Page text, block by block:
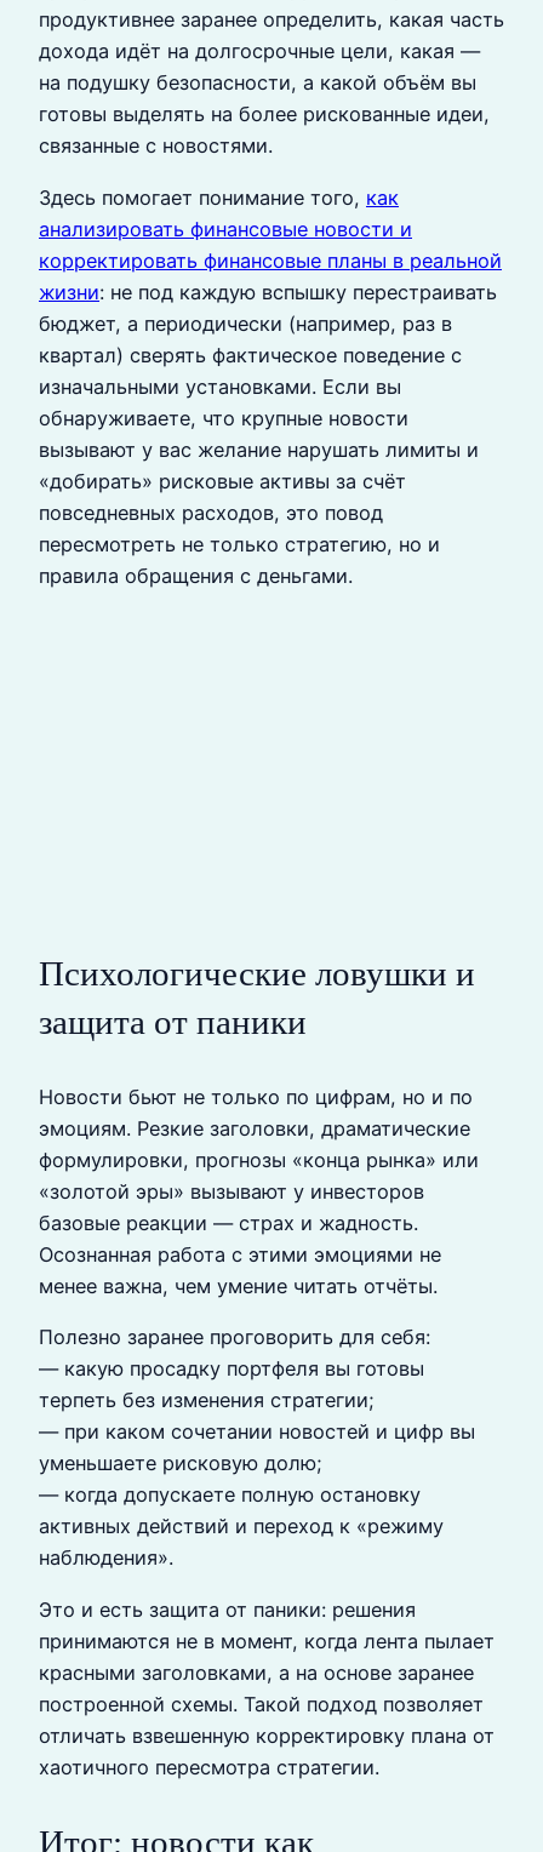
продуктивнее заранее определить, какая часть
дохода идёт на долгосрочные цели, какая —
на подушку безопасности, а какой объём вы
готовы выделять на более рискованные идеи,
связанные с новостями.
Здесь помогает понимание того, как
анализировать финансовые новости и
корректировать финансовые планы в реальной
жизни: не под каждую вспышку перестраивать
бюджет, а периодически (например, раз в
квартал) сверять фактическое поведение с
изначальными установками. Если вы
обнаруживаете, что крупные новости
вызывают у вас желание нарушать лимиты и
«добирать» рисковые активы за счёт
повседневных расходов, это повод
пересмотреть не только стратегию, но и
правила обращения с деньгами.
Психологические ловушки и
защита от паники
Новости бьют не только по цифрам, но и по
эмоциям. Резкие заголовки, драматические
формулировки, прогнозы «конца рынка» или
«золотой эры» вызывают у инвесторов
базовые реакции — страх и жадность.
Осознанная работа с этими эмоциями не
менее важна, чем умение читать отчёты.
Полезно заранее проговорить для себя:
— какую просадку портфеля вы готовы
терпеть без изменения стратегии;
— при каком сочетании новостей и цифр вы
уменьшаете рисковую долю;
— когда допускаете полную остановку
активных действий и переход к «режиму
наблюдения».
Это и есть защита от паники: решения
принимаются не в момент, когда лента пылает
красными заголовками, а на основе заранее
построенной схемы. Такой подход позволяет
отличать взвешенную корректировку плана от
хаотичного пересмотра стратегии.
Итог: новости как